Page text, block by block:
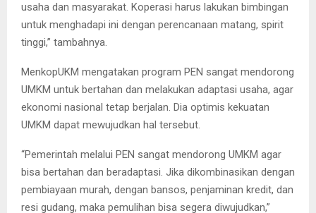
usaha dan masyarakat. Koperasi harus lakukan bimbingan
untuk menghadapi ini dengan perencanaan matang, spirit
tinggi,” tambahnya.
MenkopUKM mengatakan program PEN sangat mendorong
UMKM untuk bertahan dan melakukan adaptasi usaha, agar
ekonomi nasional tetap berjalan. Dia optimis kekuatan
UMKM dapat mewujudkan hal tersebut.
“Pemerintah melalui PEN sangat mendorong UMKM agar
bisa bertahan dan beradaptasi. Jika dikombinasikan dengan
pembiayaan murah, dengan bansos, penjaminan kredit, dan
resi gudang, maka pemulihan bisa segera diwujudkan,”